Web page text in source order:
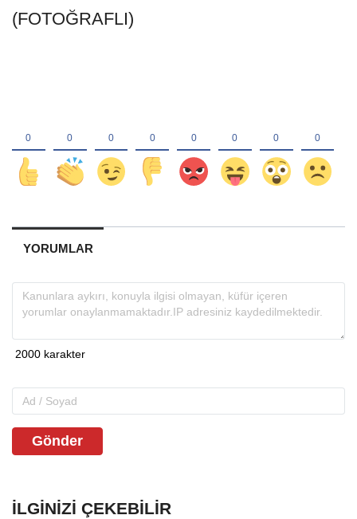
(FOTOĞRAFLI)
YORUMLAR
Gönder
İLGINIZI ÇEKEBILIR